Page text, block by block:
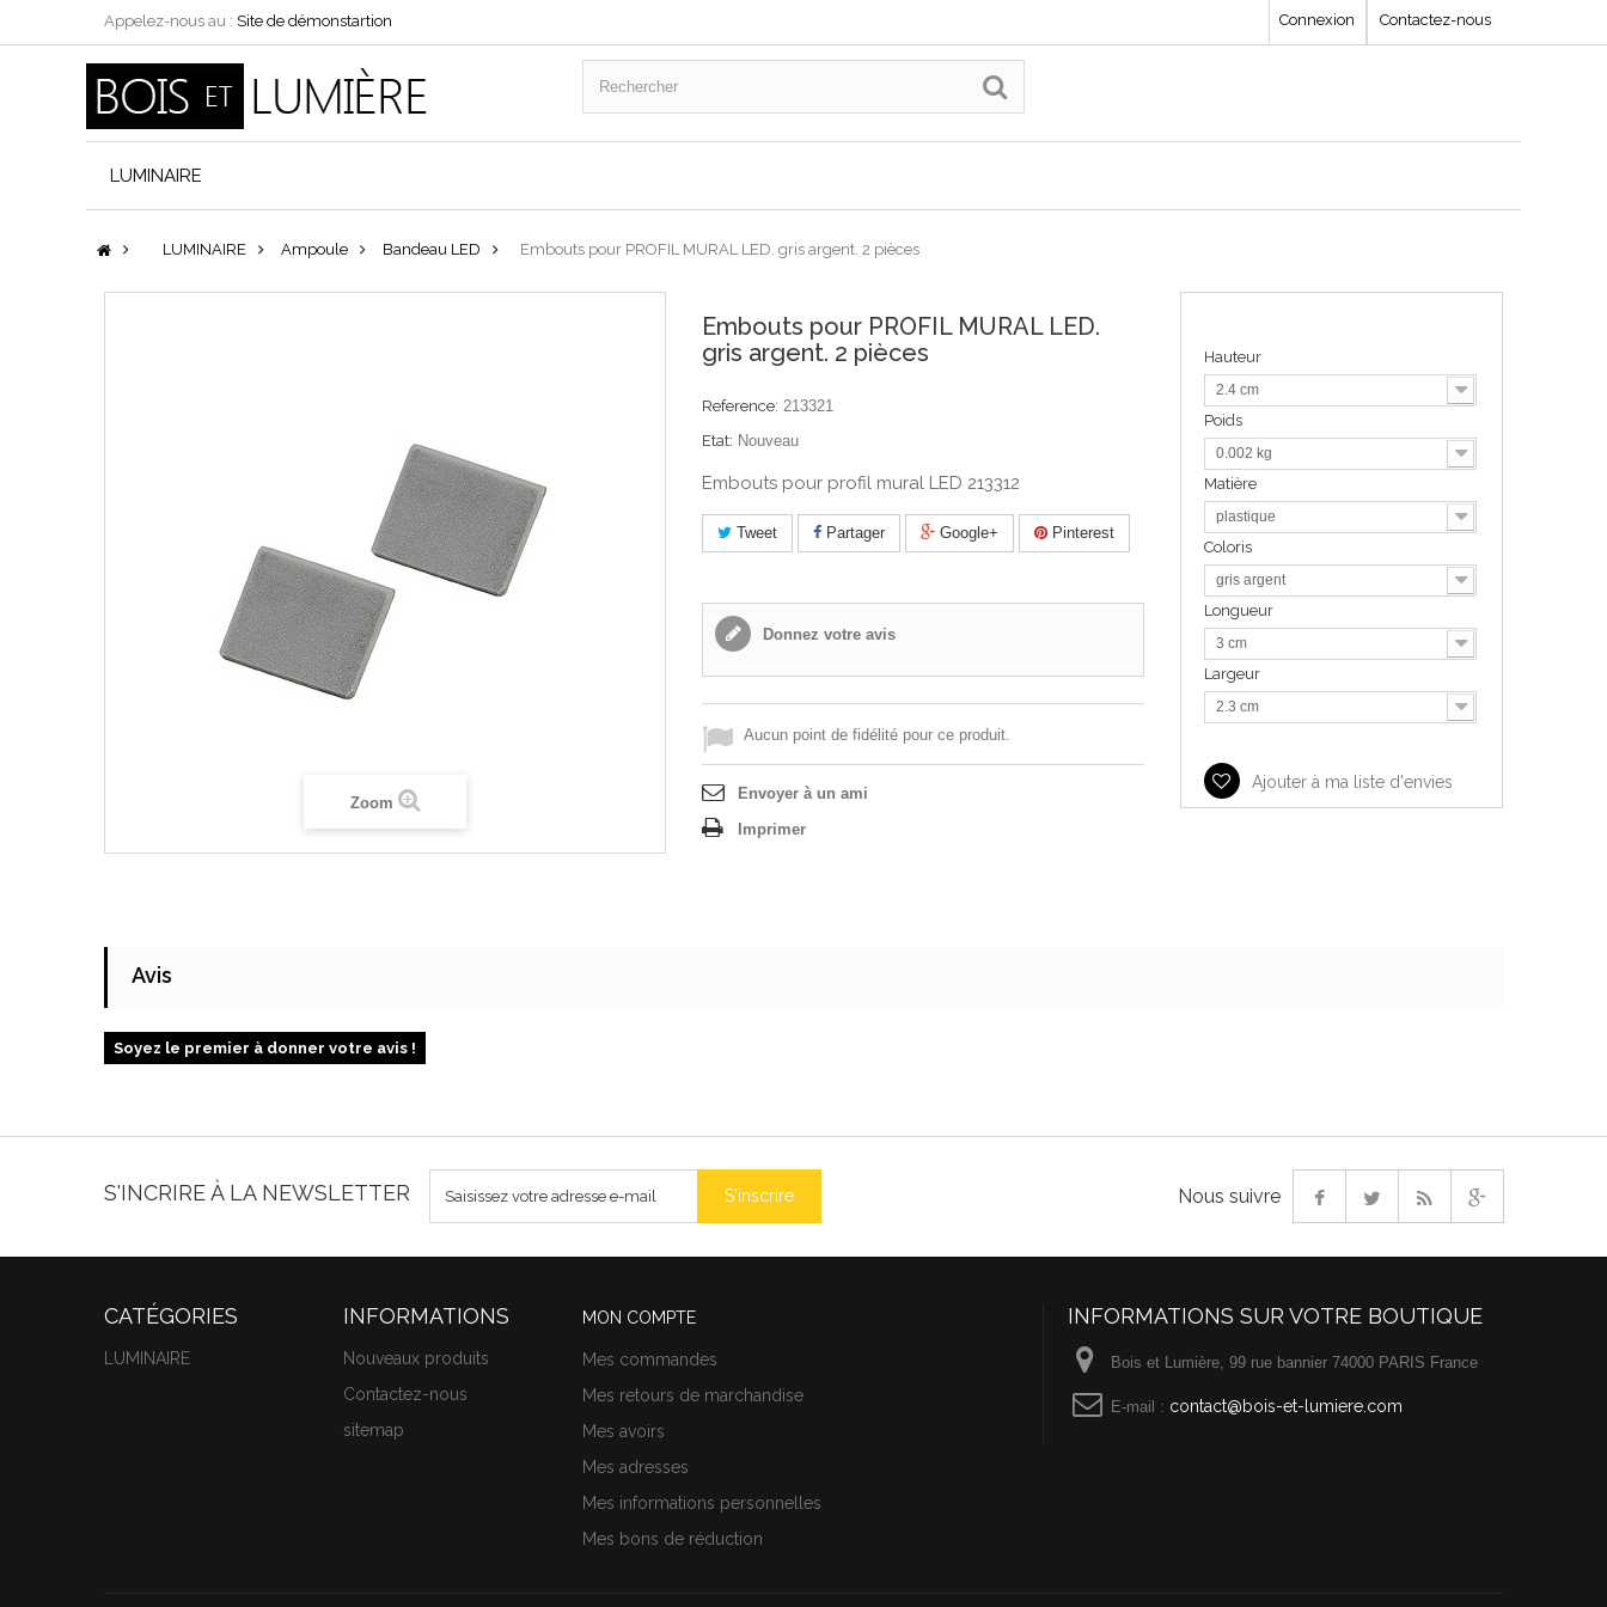
Contactez-nous
Appelez-nous au : Site de démonstartion Connexion
LUMINAIRE
LUMINAIRE Ampoule Bandeau LED Embouts pour PROFIL MURAL LED. gris argent. 2 pièces
Zoom
Embouts pour PROFIL MURAL LED.
gris argent. 2 pièces
Reference: 213321
Etat: Nouveau
Embouts pour profil mural LED 213312
Tweet Partager Google+ Pinterest
Donnez votre avis
Aucun point de fidélité pour ce produit.
Envoyer à un ami
Imprimer
Hauteur
2.4 cm
Poids
0.002 kg
Matière
plastique
Coloris
gris argent
Longueur
3 cm
Largeur
2.3 cm
Ajouter à ma liste d'envies
Avis
Soyez le premier à donner votre avis !
S'INCRIRE À LA NEWSLETTER S'inscrire Nous suivre
CATÉGORIES
LUMINAIRE
INFORMATIONS
Nouveaux produits
Contactez-nous
sitemap
MON COMPTE
Mes commandes
Mes retours de marchandise
Mes avoirs
Mes adresses
Mes informations personnelles
Mes bons de réduction
INFORMATIONS SUR VOTRE BOUTIQUE
Bois et Lumière, 99 rue bannier 74000 PARIS France
E-mail : contact@bois-et-lumiere.com